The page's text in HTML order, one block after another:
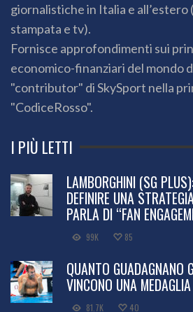
giornalistiche in Italia e all’estero
stampata e tv).
Fornisce approfondimenti sui
economico-finanziari del mondo
"contributor" di SkySport nella
"CodiceRosso".
I PIÙ LETTI
LAMBORGHINI (SG
DEFINIRE UNA
PARLA DI “FAN
99K 85
QUANTO GUADAGNANO
VINCONO UNA
81.7K 40